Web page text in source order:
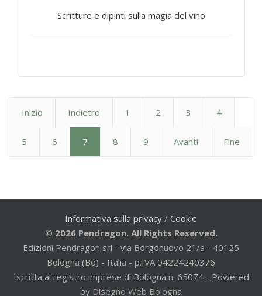
Scritture e dipinti sulla magia del vino
Inizio Indietro 1 2 3 4
5 6 7 8 9 Avanti Fine
Informativa sulla privacy / Cookie
© 2026 Pendragon. All Rights Reserved.
Edizioni Pendragon srl - via Borgonuovo 21/a - 40125
Bologna (Bo) - Italia - p.IVA 04224240376
Iscritta al registro imprese di Bologna n. 65074 - Powered
by Disegno Web Bologna